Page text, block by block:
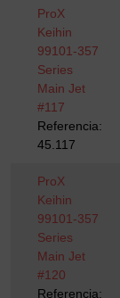
ProX
Keihin
99101-357
Series
Main Jet
#117
Referencia:
45.117
ProX
Keihin
99101-357
Series
Main Jet
#120
Referencia: